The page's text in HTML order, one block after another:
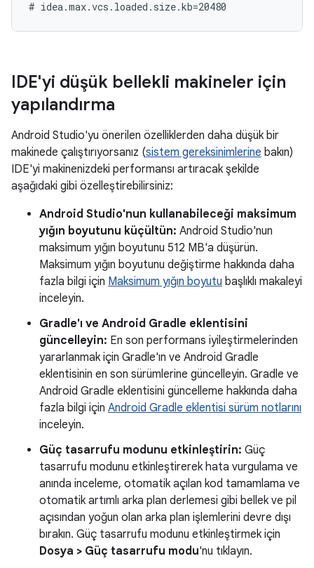
IDE'yi düşük bellekli makineler için
yapılandırma
Android Studio'yu önerilen özelliklerden daha düşük bir
makinede çalıştırıyorsanız (sistem gereksinimlerine bakın)
IDE'yi makinenizdeki performansı artıracak şekilde
aşağıdaki gibi özelleştirebilirsiniz:
Android Studio'nun kullanabileceği maksimum
yığın boyutunu küçültün: Android Studio'nun
maksimum yığın boyutunu 512 MB'a düşürün.
Maksimum yığın boyutunu değiştirme hakkında daha
fazla bilgi için Maksimum yığın boyutu başlıklı makaleyi
inceleyin.
Gradle'ı ve Android Gradle eklentisini
güncelleyin: En son performans iyileştirmelerinden
yararlanmak için Gradle'ın ve Android Gradle
eklentisinin en son sürümlerine güncelleyin. Gradle ve
Android Gradle eklentisini güncelleme hakkında daha
fazla bilgi için Android Gradle eklentisi sürüm notlarını
inceleyin.
Güç tasarrufu modunu etkinleştirin: Güç
tasarrufu modunu etkinleştirerek hata vurgulama ve
anında inceleme, otomatik açılan kod tamamlama ve
otomatik artımlı arka plan derlemesi gibi bellek ve pil
açısından yoğun olan arka plan işlemlerini devre dışı
bırakın. Güç tasarrufu modunu etkinleştirmek için
Dosya > Güç tasarrufu modu'nu tıklayın.